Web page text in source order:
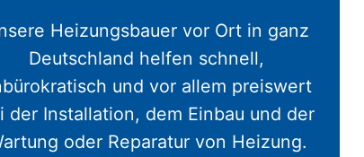
Heizungsbauer vor Ort in ganz
Deutschland helfen schnell,
und vor allem preiswert
der Installation, dem Einbau und der
oder Reparatur von Heizung.